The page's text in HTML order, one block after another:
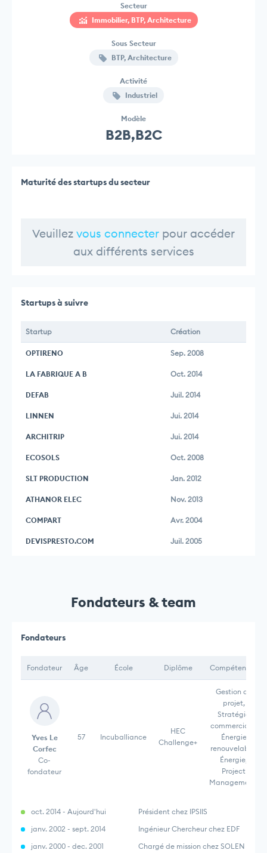
Secteur
Immobilier, BTP, Architecture
Sous Secteur
BTP, Architecture
Activité
Industriel
Modèle
B2B,B2C
Maturité des startups du secteur
Veuillez vous connecter pour accéder
aux différents services
Startups à suivre
Startup Création
OPTIRENO Sep. 2008
LA FABRIQUE A B Oct. 2014
DEFAB Juil. 2014
LINNEN Jui. 2014
ARCHITRIP Jui. 2014
ECOSOLS Oct. 2008
SLT PRODUCTION Jan. 2012
ATHANOR ELEC Nov. 2013
COMPART Avr. 2004
DEVISPRESTO.COM Juil. 2005
Fondateurs & team
Fondateurs
Fondateur Âge École Diplôme Compétences
Yves Le
Corfec
Co-
fondateur
57 Incuballiance
HEC
Challenge+
Gestion de
projet,
Stratégie
commerciale,
Énergie
renouvelable,
Énergie,
Project
Management,
oct. 2014 - Aujourd'hui
Président chez IPSIIS
janv. 2002 - sept. 2014
Ingénieur Chercheur chez EDF
janv. 2000 - dec. 2001
Chargé de mission chez SOLEN